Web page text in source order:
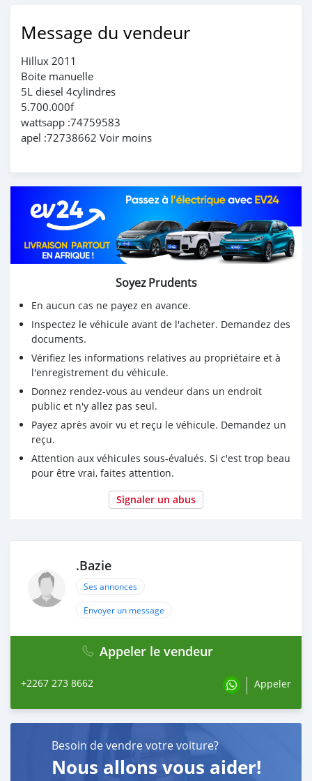
Message du vendeur
Hillux 2011
Boite manuelle
5L diesel 4cylindres
5.700.000f
wattsapp :74759583
apel :72738662 Voir moins
Soyez Prudents
En aucun cas ne payez en avance.
Inspectez le véhicule avant de l'acheter. Demandez des
documents.
Vérifiez les informations relatives au propriétaire et à
l'enregistrement du véhicule.
Donnez rendez-vous au vendeur dans un endroit
public et n'y allez pas seul.
Payez après avoir vu et reçu le véhicule. Demandez un
reçu.
Attention aux véhicules sous-évalués. Si c'est trop beau
pour être vrai, faites attention.
Signaler un abus
.Bazie
Ses annonces
Envoyer un message
Appeler le vendeur
+2267 273 8662 Appeler
Besoin de vendre votre voiture?
Nous allons vous aider!